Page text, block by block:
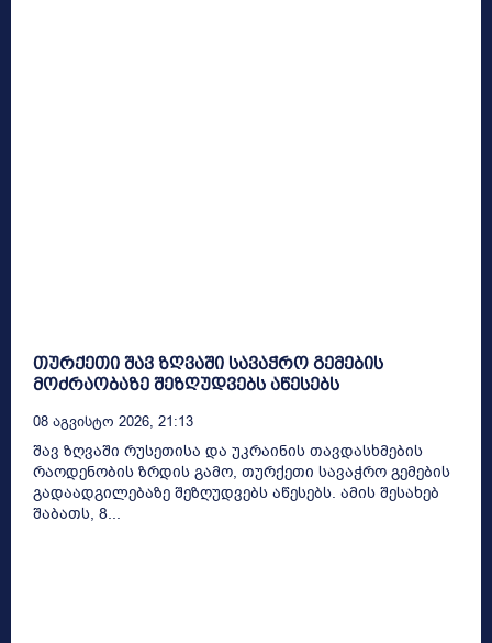
თურქეთი შავ ზღვაში სავაჭრო გემების
მოძრაობაზე შეზღუდვებს აწესებს
08 Აგვისტო 2026, 21:13
შავ ზღვაში რუსეთისა და უკრაინის თავდასხმების
რაოდენობის ზრდის გამო, თურქეთი სავაჭრო გემების
გადაადგილებაზე შეზღუდვებს აწესებს. ამის შესახებ
შაბათს, 8...